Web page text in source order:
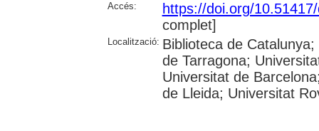
Accés:
https://doi.org/
complet]
Localització: Biblioteca de
de Tarragona;
Universitat de
de Lleida; Universitat